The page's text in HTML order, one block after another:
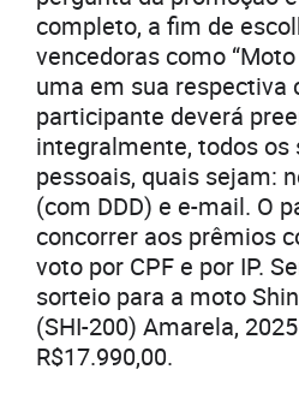
completo, a fim de
vencedoras como “Moto
uma em sua respectiva
participante deverá
integralmente, todos os
pessoais, quais sejam:
(com DDD) e e-mail. O
concorrer aos prêmios
voto por CPF e por IP.
sorteio para a moto
(SHI-200) Amarela,
R$17.990,00.